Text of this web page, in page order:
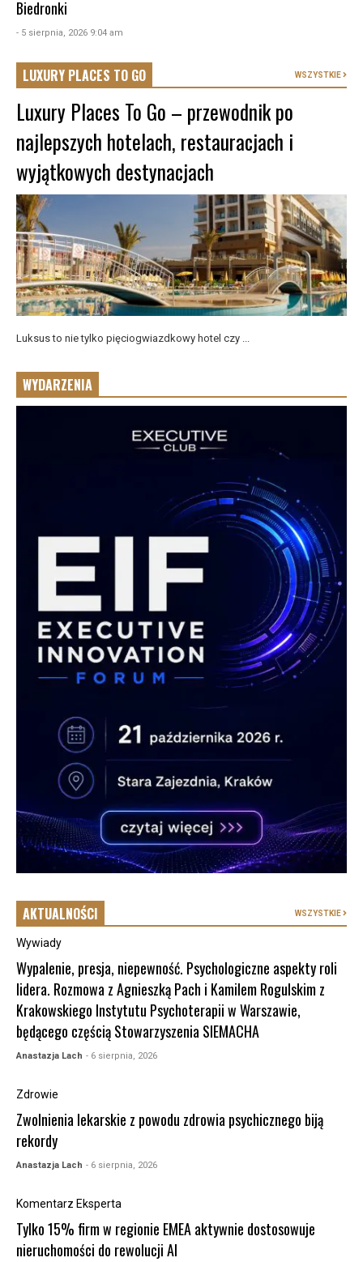
Biedronki
- 5 sierpnia, 2026 9:04 am
LUXURY PLACES TO GO WSZYSTKIE
Luxury Places To Go – przewodnik po
najlepszych hotelach, restauracjach i
wyjątkowych destynacjach
Luksus to nie tylko pięciogwiazdkowy hotel czy ...
WYDARZENIA
AKTUALNOŚCI WSZYSTKIE
Wywiady
Wypalenie, presja, niepewność. Psychologiczne aspekty roli
lidera. Rozmowa z Agnieszką Pach i Kamilem Rogulskim z
Krakowskiego Instytutu Psychoterapii w Warszawie,
będącego częścią Stowarzyszenia SIEMACHA
Anastazja Lach - 6 sierpnia, 2026
Zdrowie
Zwolnienia lekarskie z powodu zdrowia psychicznego biją
rekordy
Anastazja Lach - 6 sierpnia, 2026
Komentarz Eksperta
Tylko 15% firm w regionie EMEA aktywnie dostosowuje
nieruchomości do rewolucji AI